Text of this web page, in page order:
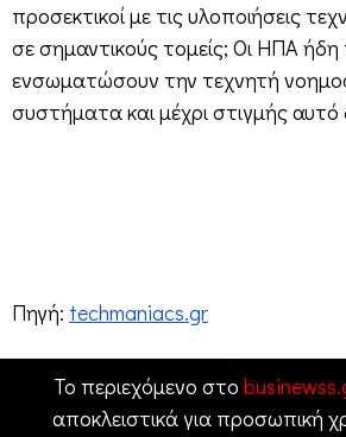
προσεκτικοί με τις υλοποιήσεις
σε σημαντικούς τομείς; Οι ΗΠΑ
ενσωματώσουν την τεχνητή
συστήματα και μέχρι στιγμής αυτό
Πηγή: techmaniacs.gr
Το περιεχόμενο στο
αποκλειστικά για προσωπική